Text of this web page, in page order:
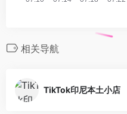
相关导航
TikTok印尼本土小店